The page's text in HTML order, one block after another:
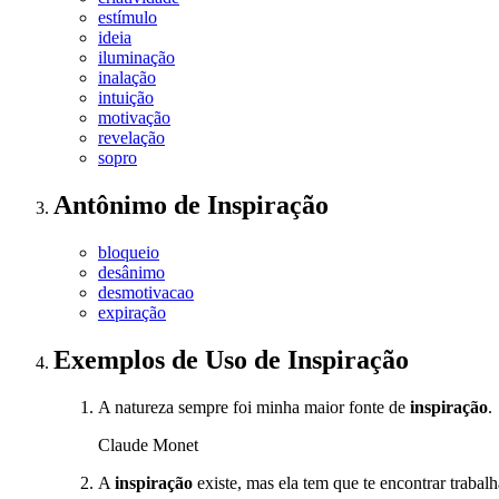
estímulo
ideia
iluminação
inalação
intuição
motivação
revelação
sopro
Antônimo de Inspiração
bloqueio
desânimo
desmotivacao
expiração
Exemplos de Uso de Inspiração
A natureza sempre foi minha maior fonte de inspiração.
Claude Monet
A inspiração existe, mas ela tem que te encontrar